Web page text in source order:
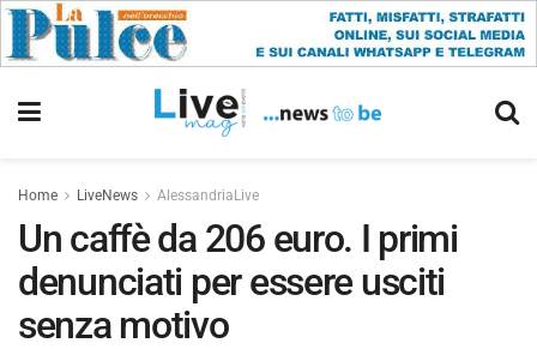
Home LiveNews AlessandriaLive
Un caffè da 206 euro. I primi
denunciati per essere usciti
senza motivo